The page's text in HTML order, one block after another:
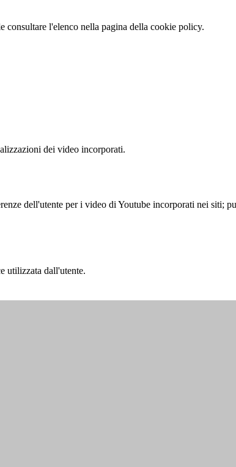
consultare l'elenco nella pagina della cookie policy.
dei video incorporati.
dell'utente per i video di Youtube incorporati nei siti;
utilizzata dall'utente.